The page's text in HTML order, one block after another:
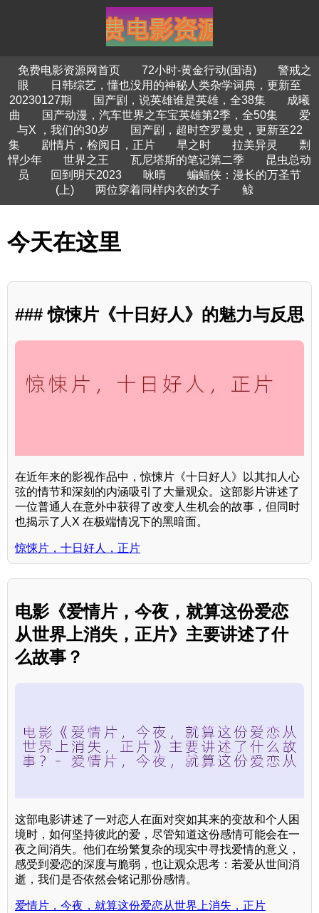
免费电影资源网首页 72小时-黄金行动(国语)
警戒之
眼
日韩综艺，懂也没用的神秘人类杂学词典，更新至
20230127期
国产剧，说英雄谁是英雄，全38集
成曦
曲
国产动漫，汽车世界之车宝英雄第2季，全50集
爱
与X ，我们的30岁
国产剧，超时空罗曼史，更新至22
集
剧情片，检阅日，正片 旱之时 拉美异灵
剽
悍少年
世界之王 瓦尼塔斯的笔记第二季
昆虫总动
员
回到明天2023 咏晴
蝙蝠侠：漫长的万圣节
(上)
两位穿着同样内衣的女子 鲸
今天在这里
### 惊悚片《十日好人》的魅力与反思
在近年来的影视作品中，惊悚片《十日好人》以其扣人心
弦的情节和深刻的内涵吸引了大量观众。这部影片讲述了
一位普通人在意外中获得了改变人生机会的故事，但同时
也揭示了人X 在极端情况下的黑暗面。
惊悚片，十日好人，正片
电影《爱情片，今夜，就算这份爱恋
从世界上消失，正片》主要讲述了什
么故事？
这部电影讲述了一对恋人在面对突如其来的变故和个人困
境时，如何坚持彼此的爱，尽管知道这份感情可能会在一
夜之间消失。他们在纷繁复杂的现实中寻找爱情的意义，
感受到爱恋的深度与脆弱，也让观众思考：若爱从世间消
逝，我们是否依然会铭记那份感情。
爱情片，今夜，就算这份爱恋从世界上消失，正片